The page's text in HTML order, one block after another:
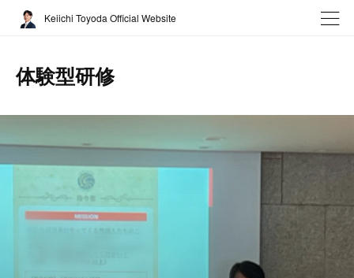
Keiichi Toyoda Official Website
体験型研修